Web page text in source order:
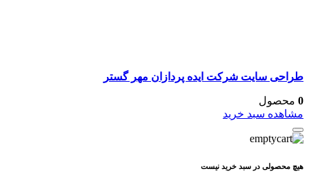
طراحی سایت شرکت ایده پردازان مهر گستر
0 محصول
مشاهده سبد خرید
هیچ محصولی در سبد خرید نیست